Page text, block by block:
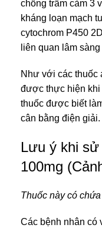
chống trầm cảm 3
kháng loạn mạch
cytochrom P450
liên quan lâm
Như với các thuốc
được thực hiện
thuốc được biết
cân bằng điện giải.
Lưu ý khi sử
100mg
Thuốc này có
Các bệnh nhân có